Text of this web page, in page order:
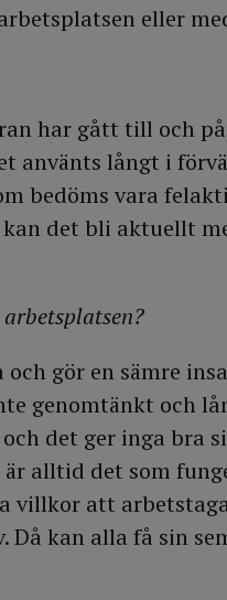
eller
har gått till och
använts långt i
bedöms vara
det bli aktuellt
gör en sämre
genomtänkt och
det ger inga bra
alltid det som
villkor att
kan alla få sin